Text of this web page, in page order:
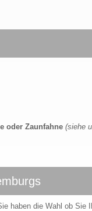
oder Zaunfahne (siehe
haben die Wahl ob Sie